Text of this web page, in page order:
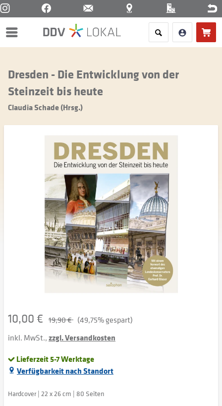
Menü
Dresden - Die Entwicklung von der
Steinzeit bis heute
Claudia Schade (Hrsg.)
10,00 € 19,90 € (49,75% gespart)
inkl. MwSt.,zzgl. Versandkosten
Lieferzeit 5-7 Werktage
Verfügbarkeit nach Standort
Hardcover | 22 x 26 cm | 80 Seiten